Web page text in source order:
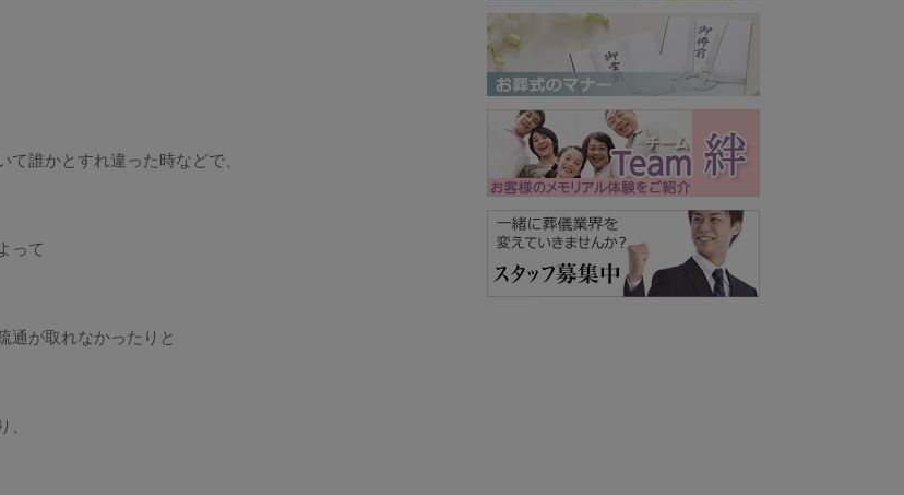
誰かとすれ違った時などで、
って
通が取れなかったりと
、